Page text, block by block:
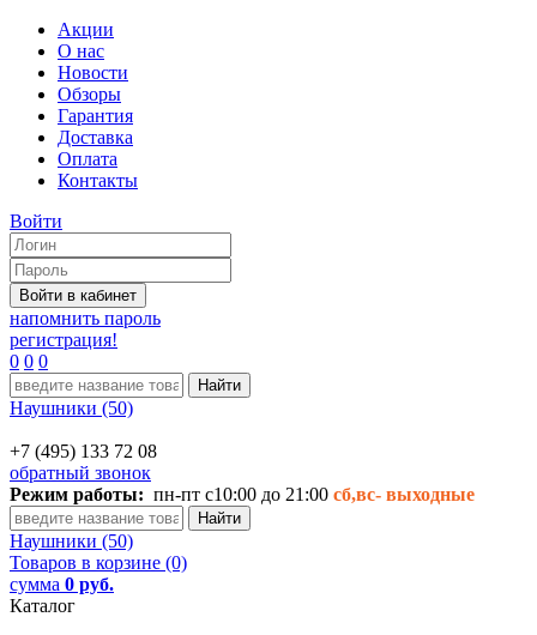
Акции
О нас
Новости
Обзоры
Гарантия
Доставка
Оплата
Контакты
Войти
напомнить пароль
регистрация!
0 0 0
Наушники (50)
+7 (495) 133 72 08
обратный звонок
Режим работы: пн-пт с10:00 до 21:00 сб,вс- выходные
Наушники (50)
Товаров в корзине (0)
сумма 0 руб.
Каталог